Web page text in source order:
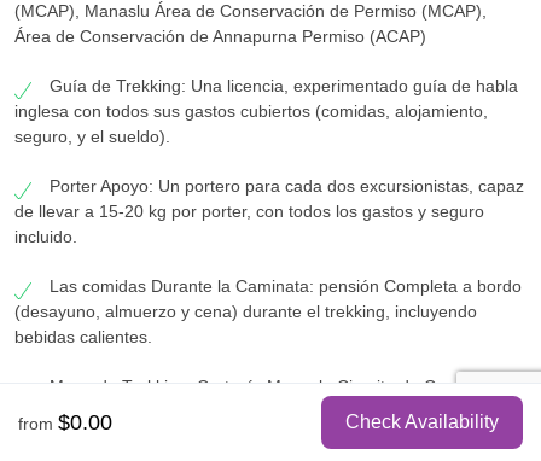
from $0.00 Check Availability
(MCAP), Manaslu Área de Conservación de Permiso (MCAP),
Área de Conservación de Annapurna Permiso (ACAP)
Guía de Trekking: Una licencia, experimentado guía de habla
inglesa con todos sus gastos cubiertos (comidas, alojamiento,
seguro, y el sueldo).
Porter Apoyo: Un portero para cada dos excursionistas, capaz
de llevar a 15-20 kg por porter, con todos los gastos y seguro
incluido.
Las comidas Durante la Caminata: pensión Completa a bordo
(desayuno, almuerzo y cena) durante el trekking, incluyendo
bebidas calientes.
Mapa de Trekking: Cortesía Manaslu Circuito de Caminata
mapa de ruta para cada participante.